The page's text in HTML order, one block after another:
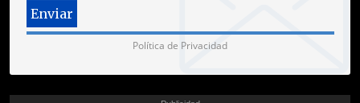
Política de Privacidad